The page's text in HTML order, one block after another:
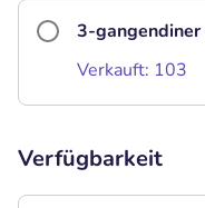
3-
Verkauft: 103
Verfügbarkeit